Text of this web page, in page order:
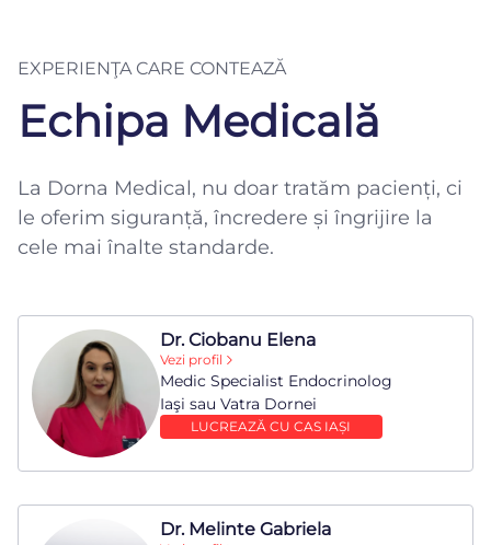
EXPERIENŢA CARE CONTEAZĂ
Echipa Medicală
La Dorna Medical, nu doar tratăm pacienți, ci
le oferim siguranță, încredere și îngrijire la
cele mai înalte standarde.
Dr. Ciobanu Elena
Vezi profil
Medic Specialist Endocrinolog
Iaşi sau Vatra Dornei
LUCREAZĂ CU CAS IAȘI
Dr. Melinte Gabriela